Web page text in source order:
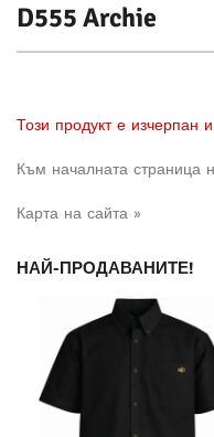
D555 Archie
Този продукт е изчерпан
Към началната страница
Карта на сайта »
НАЙ-ПРОДАВАНИТЕ!